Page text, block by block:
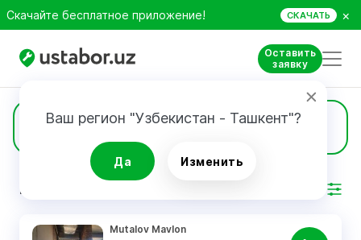
Скачайте бесплатное приложение! СКАЧАТЬ ×
Оставить
заявку
Ваш регион "Узбекистан - Ташкент"?
Да Изменить
Кладка кирпича
РЕЗУЛЬТАТ
Mutalov Mavlon